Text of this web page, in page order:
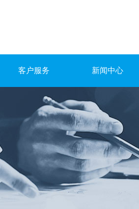
客户服务 新闻中心